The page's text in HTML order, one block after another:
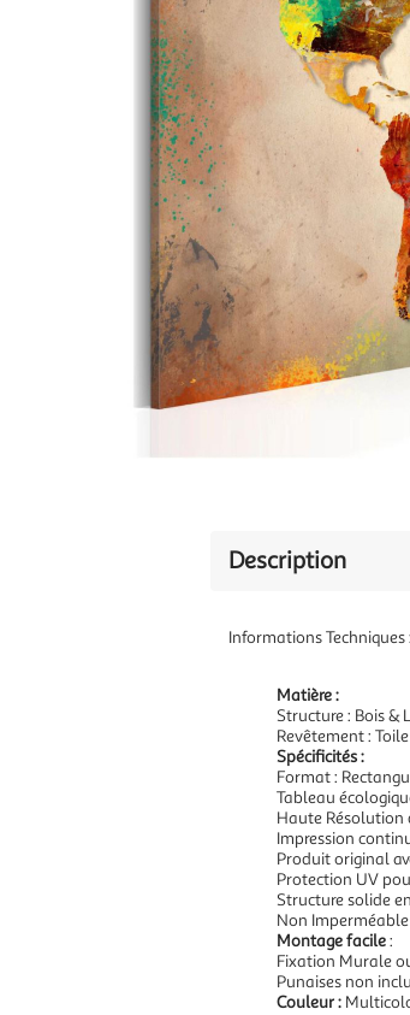
Description
Informations Techniques :
Matière :
Structure : Bois &
Revêtement : Toile
Spécificités :
Format :
Tableau
Haute Résolution
Impression
Produit original
Protection UV
Structure solide
Non Imperméable
Montage facile:
Fixation Murale
Punaises non
Couleur :